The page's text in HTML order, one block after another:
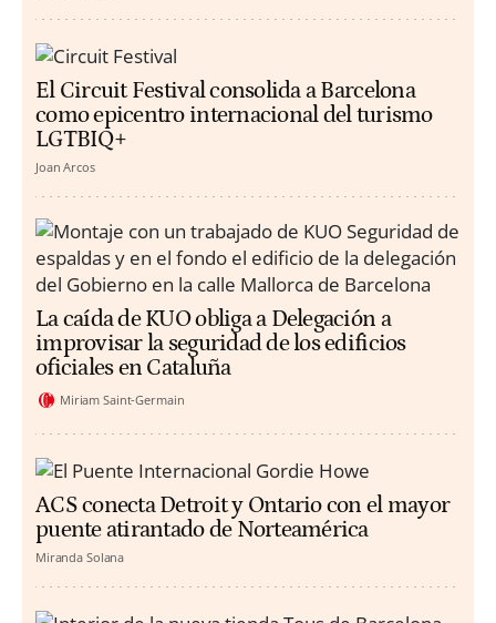
El Circuit Festival consolida a Barcelona
como epicentro internacional del turismo
LGTBIQ+
Joan Arcos
La caída de KUO obliga a Delegación a
improvisar la seguridad de los edificios
oficiales en Cataluña
Miriam Saint-Germain
ACS conecta Detroit y Ontario con el mayor
puente atirantado de Norteamérica
Miranda Solana